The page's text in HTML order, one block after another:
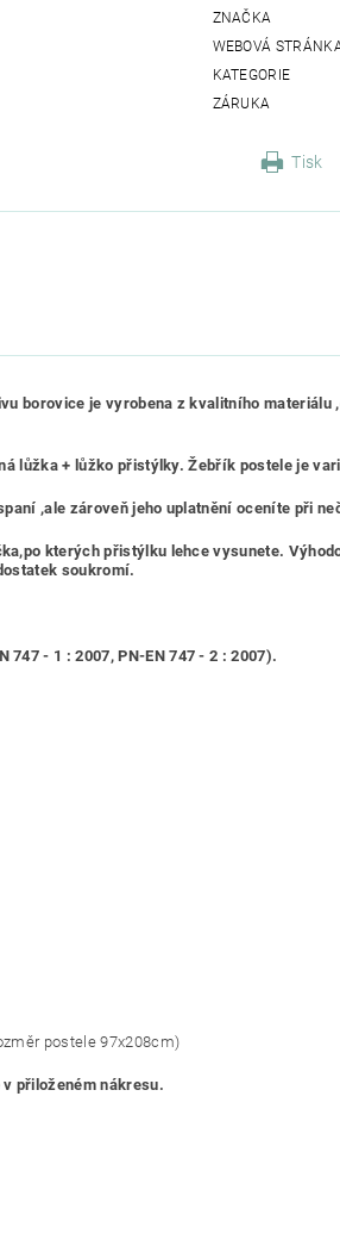
ZNAČKA
WEBOVÁ
KATEGORIE
ZÁRUKA
Tisk
borovice je vyrobena z kvalitního
lůžka + lůžko přistýlky. Žebřík postele je
,ale zároveň jeho uplatnění oceníte při
kterých přistýlku lehce vysunete.
soukromí.
- 1 : 2007, PN-EN 747 - 2 : 2007).
postele 97x208cm)
přiloženém nákresu.